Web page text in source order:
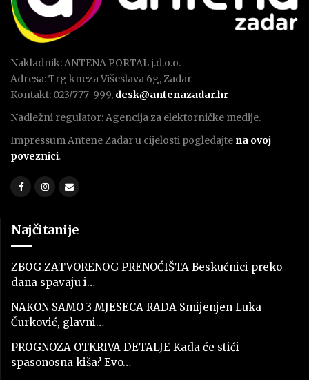
Nakladnik: ANTENA PORTAL j.d.o.o.
Adresa: Trg kneza Višeslava 6g, Zadar
Kontakt: 023/777-999, desk@antenazadar.hr
Nadležni regulator: Agencija za elektorničke medije.
Impressum Antene Zadar u cijelosti pogledajte na ovoj
poveznici.
Najčitanije
ZBOG ZATVORENOG PRENOĆIŠTA Beskućnici preko
dana spavaju i…
NAKON SAMO 3 MJESECA RADA Smijenjen Luka
Čurković, glavni…
PROGNOZA OTKRIVA DETALJE Kada će stići
spasonosna kiša? Evo…